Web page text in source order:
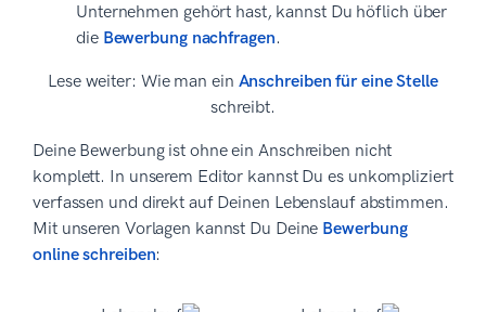
Unternehmen gehört hast, kannst Du höflich über
die Bewerbung nachfragen.
Lese weiter: Wie man ein Anschreiben für eine Stelle
schreibt.
Deine Bewerbung ist ohne ein Anschreiben nicht
komplett. In unserem Editor kannst Du es unkompliziert
verfassen und direkt auf Deinen Lebenslauf abstimmen.
Mit unseren Vorlagen kannst Du Deine Bewerbung
online schreiben: